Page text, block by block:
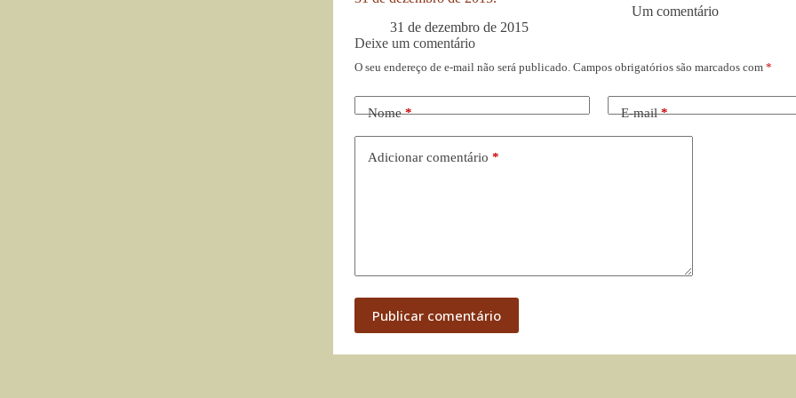
31 de dezembro de 2015
Um comentário
Deixe um comentário
O seu endereço de e-mail não será publicado. Campos obrigatórios são marcados com *
Nome* E-mail*
Adicionar comentário *
Publicar comentário